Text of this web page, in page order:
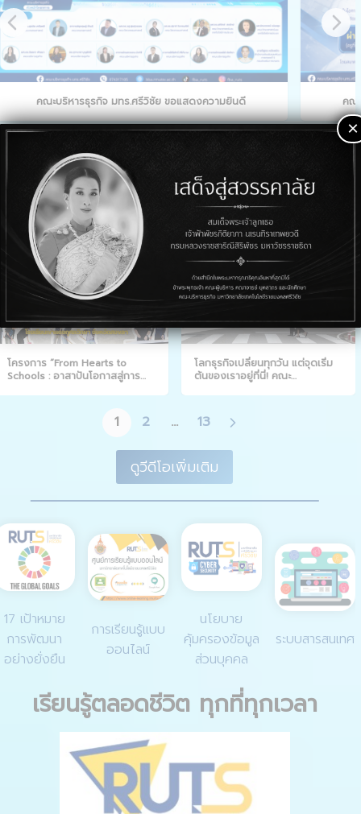
คณะบริหารธุรกิจ มทร.ศรีวิชัย ขอแสดงความยินดี คณ
เพิ่มเติม
โครงการ “From Hearts to
Schools : อาสาปันโอกาสสู่การ
โลกธุรกิจเปลี่ยนทุกวัน แต่จุดเริ่ม
ต้นของเราอยู่ที่นี่! คณะ
1 2 … 13
ดูวีดีโอเพิ่มเติม
17 เป้าหมาย
การพัฒนา
อย่างยั่งยืน
การเรียนรู้แบบ
ออนไลน์
นโยบาย
คุ้มครองข้อมูล
ส่วนบุคคล
ระบบสารสนเทศ
เรียนรู้ตลอดชีวิต ทุกที่ทุกเวลา
×